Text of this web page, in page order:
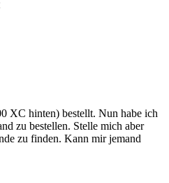
XC hinten) bestellt. Nun habe ich
zu bestellen. Stelle mich aber
zu finden. Kann mir jemand